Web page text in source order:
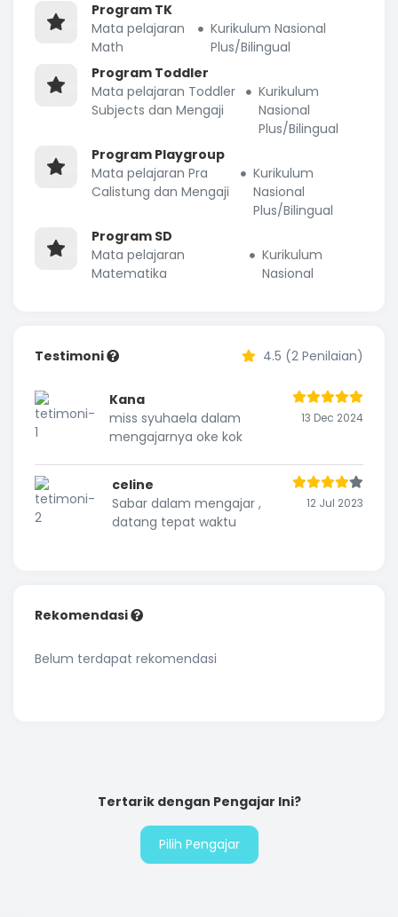
Program TK
Mata pelajaran
Math
Kurikulum Nasional
Plus/Bilingual
Program Toddler
Mata pelajaran Toddler
Subjects dan Mengaji
Kurikulum
Nasional
Plus/Bilingual
Program Playgroup
Mata pelajaran Pra
Calistung dan Mengaji
Kurikulum
Nasional
Plus/Bilingual
Program SD
Mata pelajaran
Matematika
Kurikulum
Nasional
Testimoni 4.5 (2 Penilaian)
Kana
miss syuhaela dalam
mengajarnya oke kok
13 Dec 2024
celine
Sabar dalam mengajar ,
datang tepat waktu
12 Jul 2023
Rekomendasi
Belum terdapat rekomendasi
Tertarik dengan Pengajar Ini?
Pilih Pengajar